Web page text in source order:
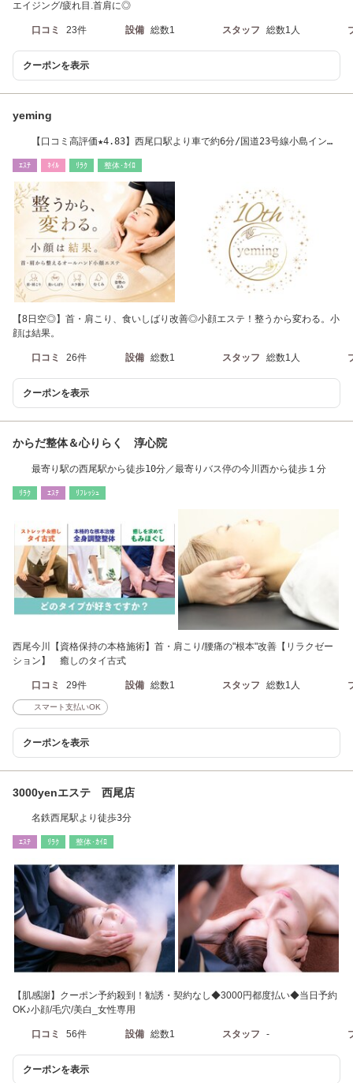
エイジング/疲れ目.首肩に◎
口コミ 23件 設備 総数1 スタッフ 総数1人
クーポンを表示
yeming
【口コミ高評価★4.83】西尾口駅より車で約6分/国道23号線小島インタ
ｴｽﾃ ﾈｲﾙ ﾘﾗｸ 整体･ｶｲﾛ
【8日空◎】首・肩こり、食いしばり改善◎小顔エステ！整うから変わる。小
顔は結果。
口コミ 26件 設備 総数1 スタッフ 総数1人
クーポンを表示
からだ整体＆心りらく 淳心院
最寄り駅の西尾駅から徒歩10分／最寄りバス停の今川西から徒歩１分
ﾘﾗｸ ｴｽﾃ ﾘﾌﾚｯｼｭ
西尾今川【資格保持の本格施術】首・肩こり/腰痛の"根本"改善【リラクゼー
ション】 癒しのタイ古式
口コミ 29件 設備 総数1 スタッフ 総数1人
スマート支払いOK
クーポンを表示
3000yenエステ 西尾店
名鉄西尾駅より徒歩3分
ｴｽﾃ ﾘﾗｸ 整体･ｶｲﾛ
【肌感謝】クーポン予約殺到！勧誘・契約なし◆3000円都度払い◆当日予約
OK♪小顔/毛穴/美白_女性専用
口コミ 56件 設備 総数1 スタッフ -
クーポンを表示